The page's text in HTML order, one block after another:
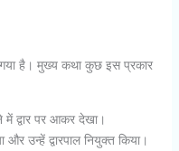
है। मुख्य कथा कुछ इस प्रकार
में द्वार पर आकर देखा।
उन्हें द्वारपाल नियुक्त किया।